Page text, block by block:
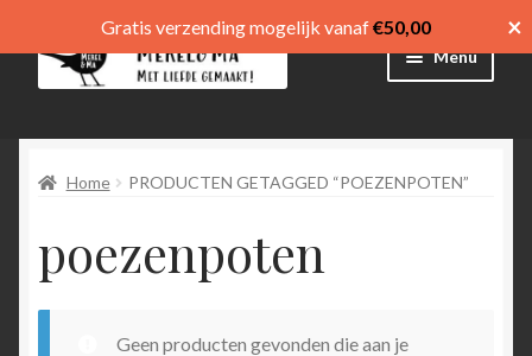
door
navigatie
direct
de
Menu
Afrekenen
Mijn account
Winkelmand
Home PRODUCTEN GETAGGED “POEZENPOTEN”
poezenpoten
Geen producten gevonden die aan je
Gratis verzending mogelijk vanaf€50,00 ×